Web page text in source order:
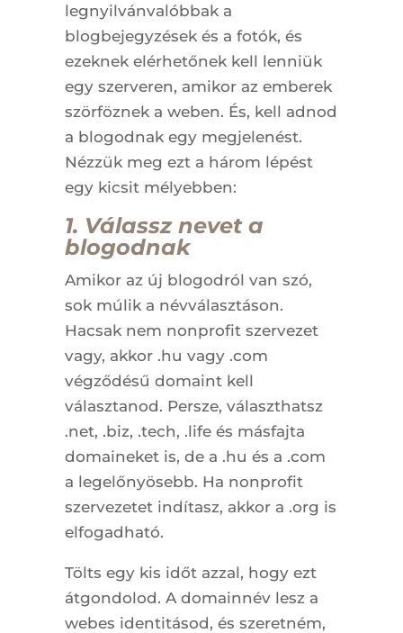
legnyilvánvalóbbak a
blogbejegyzések és a fotók, és
ezeknek elérhetőnek kell lenniük
egy szerveren, amikor az emberek
szörföznek a weben. És, kell adnod
a blogodnak egy megjelenést.
Nézzük meg ezt a három lépést
egy kicsit mélyebben:
1. Válassz nevet a
blogodnak
Amikor az új blogodról van szó,
sok múlik a névválasztáson.
Hacsak nem nonprofit szervezet
vagy, akkor .hu vagy .com
végződésű domaint kell
választanod. Persze, választhatsz
.net, .biz, .tech, .life és másfajta
domaineket is, de a .hu és a .com
a legelőnyösebb. Ha nonprofit
szervezetet indítasz, akkor a .org is
elfogadható.
Tölts egy kis időt azzal, hogy ezt
átgondolod. A domainnév lesz a
webes identitásod, és szeretném,